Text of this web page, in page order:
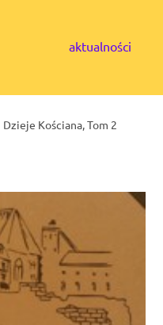
aktualności
Dzieje Kościana, Tom 2